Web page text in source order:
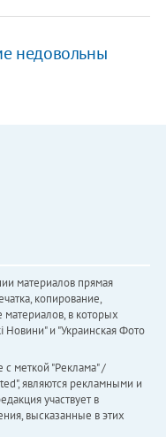
недовольны
материалов прямая
копирование,
в которых
Новини" и "Украинская Фото
меткой "Реклама" /
являются рекламными и
участвует в
высказанные в этих